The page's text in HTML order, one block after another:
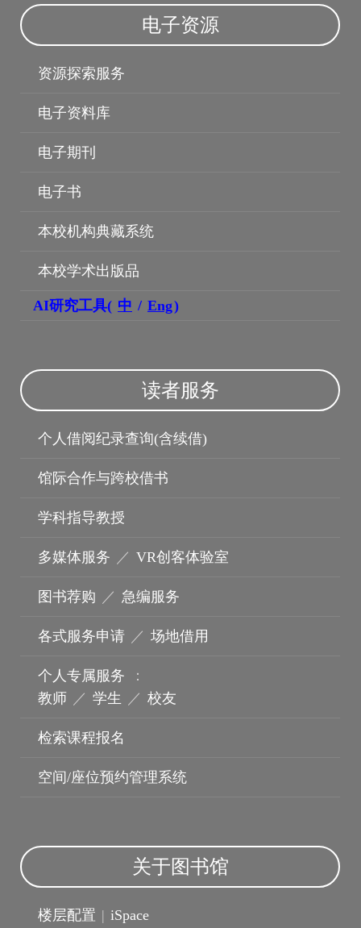
电子资源
资源探索服务
电子资料库
电子期刊
电子书
本校机构典藏系统
本校学术出版品
AI研究工具( 中 / Eng)
读者服务
个人借阅纪录查询(含续借)
馆际合作与跨校借书
学科指导教授
多媒体服务 ／ VR创客体验室
图书荐购 ／ 急编服务
各式服务申请 ／ 场地借用
个人专属服务
：
教师 ／ 学生 ／ 校友
检索课程报名
空间/座位预约管理系统
关于图书馆
楼层配置 | iSpace